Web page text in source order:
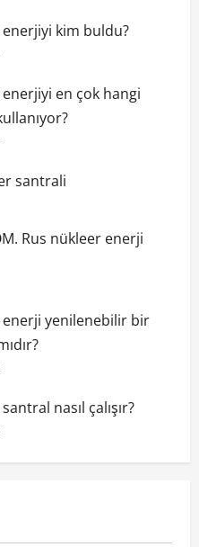
kim buldu?
en çok hangi
santrali
Rus nükleer enerji
enerji yenilenebilir bir
nasıl çalışır?